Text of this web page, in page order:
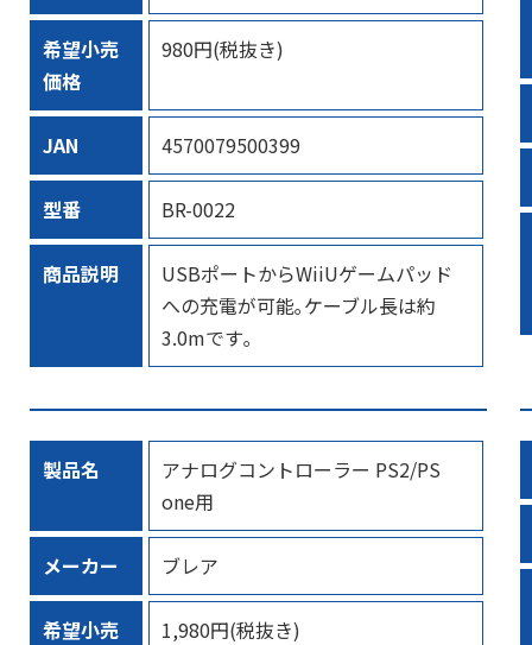
希望小売
価格
980円(税抜き)
JAN 4570079500399
型番 BR-0022
商品説明
USBポートからWiiUゲームパッド
への充電が可能｡ケーブル長は約
3.0mです｡
製品名
アナログコントローラー PS2/PS
one用
メーカー ブレア
希望小売
1,980円(税抜き)